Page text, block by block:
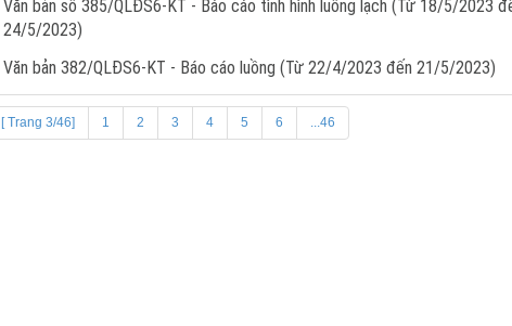
Văn bản số 385/QLĐS6-KT - Báo cáo tình hình luồng lạch (Từ 18/5/2023
24/5/2023)
Văn bản 382/QLĐS6-KT - Báo cáo luồng (Từ 22/4/2023 đến 21/5/2023)
[ Trang 3/46] 1 2 3 4 5 6 ...46